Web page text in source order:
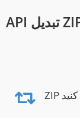
API تبدیل ZIP به TIFF چه کاری می تواند انجام
ZIP را در [همه قالب‌های فایل رایج] تبدیل کنید